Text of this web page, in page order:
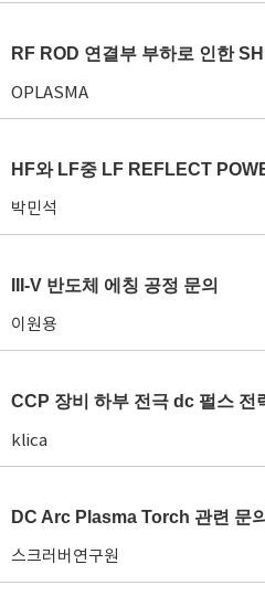
RF ROD 연결부 부하로 인한
OPLASMA
박민석
III-V 반도체 에칭 공정 문의
이원용
CCP 장비 하부 전극 dc 펄스 전
klica
DC Arc Plasma Torch 관련 문의
스크러버연구원